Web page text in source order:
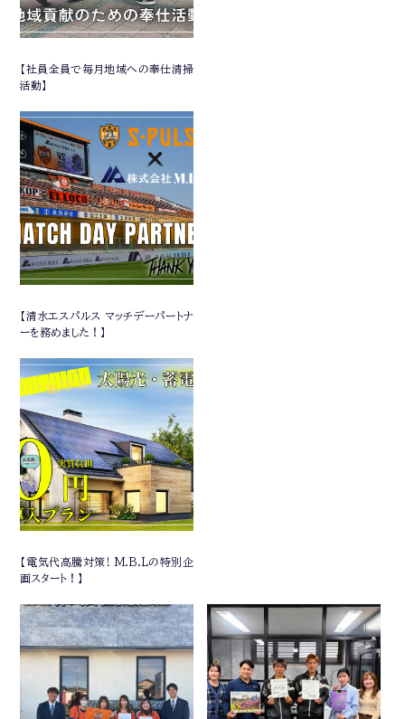
【社員全員で毎月地域への奉仕清掃
活動】
【清水エスパルス マッチデーパートナ
ーを務めました！】
【電気代高騰対策! M.B.Lの特別企
画スタート！】